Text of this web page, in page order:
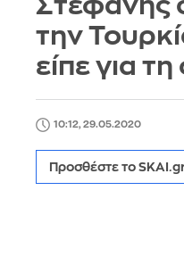
Στεφανής
την
είπε για
10:12, 29.05.2020
Προσθέστε το